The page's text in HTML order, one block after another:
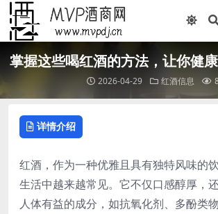
掌握这些喝红酒的方法，让你健
2026-04-29 红酒信息
详情介绍
红酒，作为一种优雅且具有独特风味的
生活中越来越常见。它不仅口感醇厚，
人体有益的成分，如抗氧化剂、多酚类